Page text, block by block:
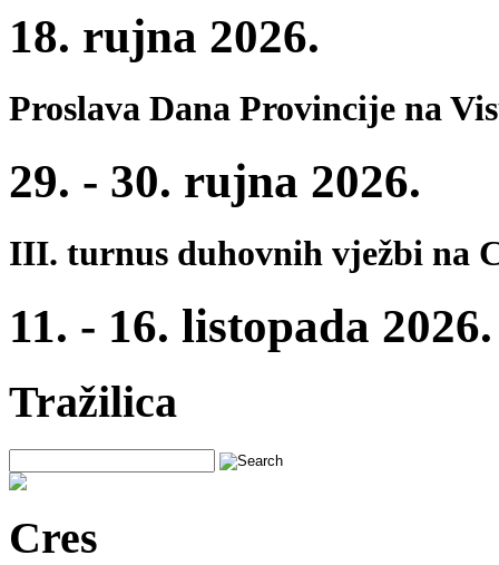
18. rujna 2026.
Proslava Dana Provincije na
29. - 30. rujna 2026.
III. turnus duhovnih vježbi na
11. - 16. listopada 2026.
Tražilica
Cres